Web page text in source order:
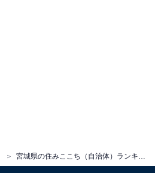
宮城県の住みここち（自治体）ランキング！ 2位「仙台市太白区」、1位は？